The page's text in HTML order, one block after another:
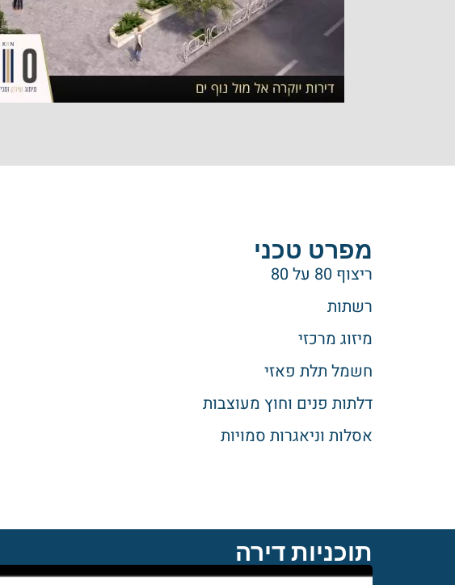
מפרט טכני
ריצוף 80 על 80
רשתות
מיזוג מרכזי
חשמל תלת פאזי
דלתות פנים וחוץ מעוצבות
אסלות וניאגרות סמויות
תוכניות דירה